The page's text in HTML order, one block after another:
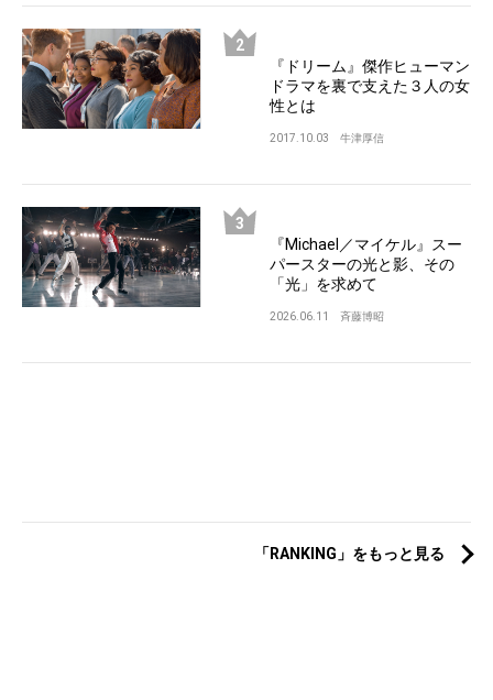
『ドリーム』傑作ヒューマン
ドラマを裏で支えた３人の女
性とは
2017.10.03 牛津厚信
『Michael／マイケル』スー
パースターの光と影、その
「光」を求めて
2026.06.11 斉藤博昭
「RANKING」をもっと見る